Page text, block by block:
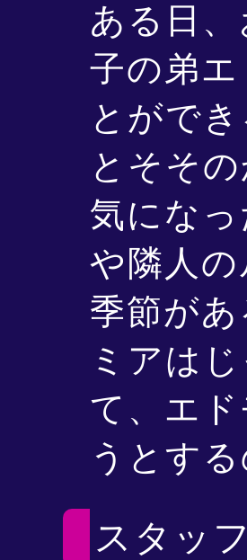
ある日
子の弟
とがで
とそそ
気にな
や隣人
季節が
ミアは
て、エ
うとす
スタッ